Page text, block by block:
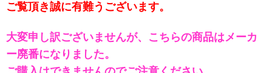
ご覧頂き誠に有難うございます。
大変申し訳ございませんが、こちらの商品はメーカ
ー廃番になりました。